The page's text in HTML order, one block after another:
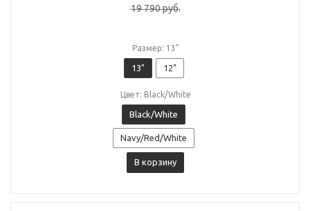
19 790руб.
Размер: 13"
13" 12"
Цвет: Black/White
Black/White
Navy/Red/White
В корзину